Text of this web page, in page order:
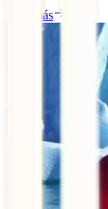
Leer más